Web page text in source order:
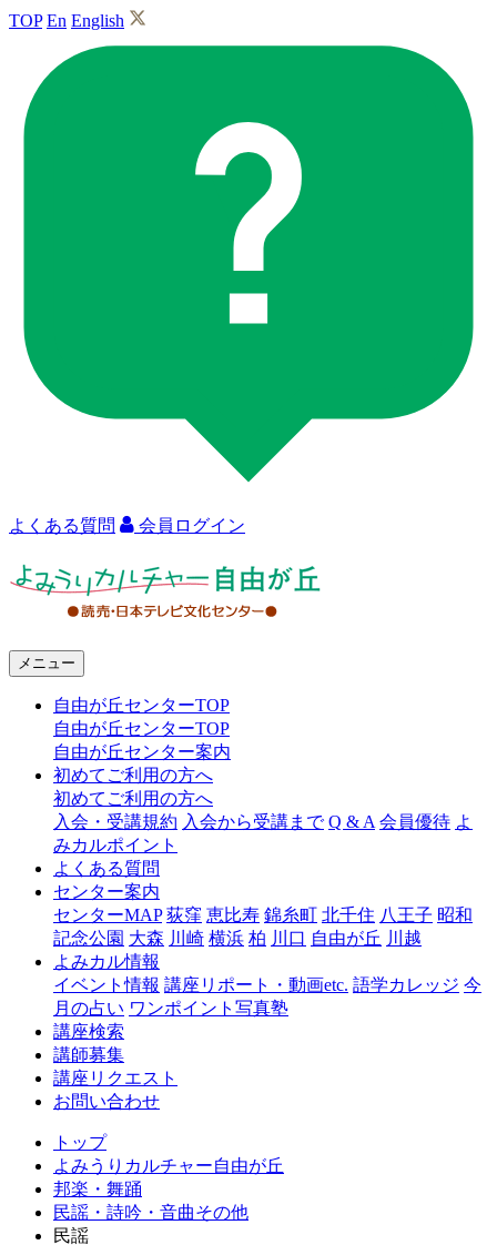
TOP En English
よくある質問 会員ログイン
ャ
由
丘
メニュー
自由が丘センターTOP
自由が丘センターTOP
自由が丘センター案内
初めてご利用の方へ
初めてご利用の方へ
入会・受講規約 入会から受講まで Q & A 会員優待 よ
みカルポイント
よくある質問
センター案内
センターMAP 荻窪 恵比寿 錦糸町 北千住 八王子 昭和
記念公園 大森 川崎 横浜 柏 川口 自由が丘 川越
よみカル情報
イベント情報 講座リポート・動画etc. 語学カレッジ 今
月の占い ワンポイント写真塾
講座検索
講師募集
講座リクエスト
お問い合わせ
トップ
よみうりカルチャー自由が丘
邦楽・舞踊
民謡・詩吟・音曲その他
民謡